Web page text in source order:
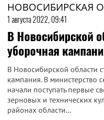
НОВОСИБИРСКАЯ
1 августа 2022, 09:41
В Новосибирской
уборочная
В Новосибирской области
кампания. В министерство
начали поступать первые
зерновых и технических
районах области...